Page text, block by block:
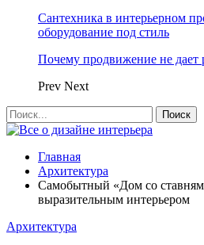
Сантехника в интерьерном
оборудование под стиль
Почему продвижение не дает
Prev Next
Главная
Архитектура
Самобытный «Дом со
выразительным интерьером
Архитектура